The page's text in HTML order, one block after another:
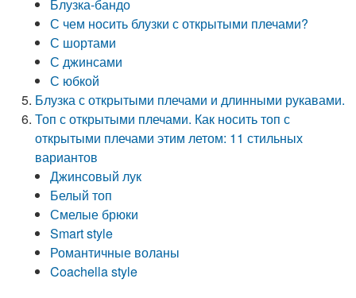
Блузка-бандо
С чем носить блузки с открытыми плечами?
С шортами
С джинсами
С юбкой
Блузка с открытыми плечами и длинными рукавами.
Топ с открытыми плечами. Как носить топ с
открытыми плечами этим летом: 11 стильных
вариантов
Джинсовый лук
Белый топ
Смелые брюки
Smart style
Романтичные воланы
Coachella style